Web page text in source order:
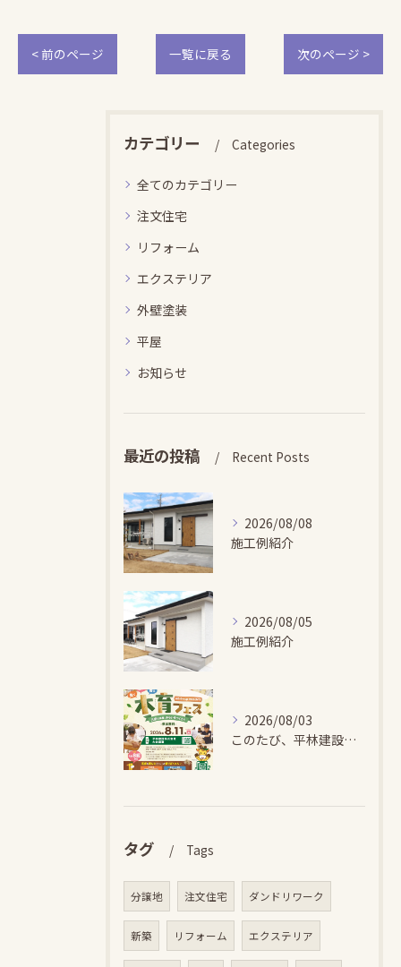
< 前のページ 一覧に戻る 次のページ >
カテゴリー Categories
全てのカテゴリー
注文住宅
リフォーム
エクステリア
外壁塗装
平屋
お知らせ
最近の投稿 Recent Posts
2026/08/08
施工例紹介
2026/08/05
施工例紹介
2026/08/03
このたび、平林建設では、お子さまが木とふれあい・木について学...
タグ Tags
分譲地 注文住宅 ダンドリワーク
新築 リフォーム エクステリア